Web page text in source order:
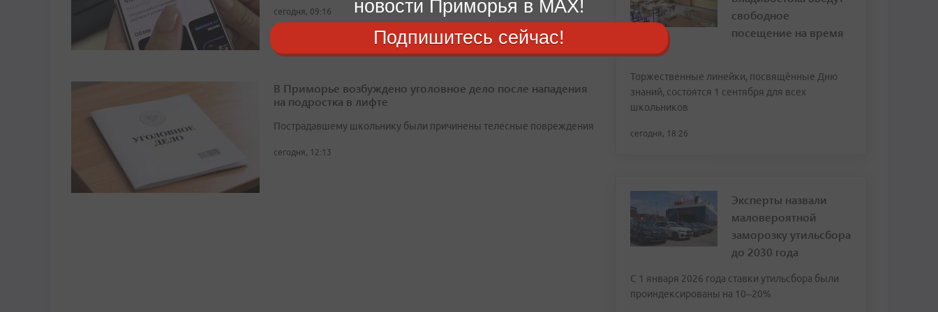
сегодня, 09:16
В Приморье возбуждено уголовное дело после нападения
на подростка в лифте
Пострадавшему школьнику были причинены телесные повреждения
сегодня, 12:13
свободное
посещение на время
Торжественные линейки, посвящённые Дню
знаний, состоятся 1 сентября для всех
школьников
сегодня, 18:26
Эксперты назвали
маловероятной
заморозку утильсбора
до 2030 года
С 1 января 2026 года ставки утильсбора были
проиндексированы на 10–20%
новости Приморья в MAX!
Подпишитесь сейчас!